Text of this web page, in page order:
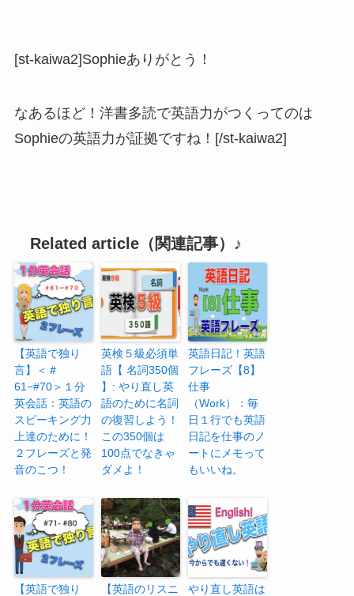
[st-kaiwa2]Sophieありがとう！
なあるほど！洋書多読で英語力がつくってのは
Sophieの英語力が証拠ですね！[/st-kaiwa2]
Related article（関連記事）♪
【英語で独り
言】＜＃
61−#70＞１分
英会話：英語の
スピーキング力
上達のために！
２フレーズと発
音のこつ！
英検５級必須単
語【 名詞350個
】: やり直し英
語のために名詞
の復習しよう！
この350個は
100点でなきゃ
ダメよ！
英語日記！英語
フレーズ【8】
仕事
（Work）：毎
日１行でも英語
日記を仕事のノ
ートにメモって
もいいね。
【英語で独り
【英語のリスニ
やり直し英語は